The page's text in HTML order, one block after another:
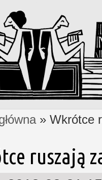
» Wkrótce
ruszają